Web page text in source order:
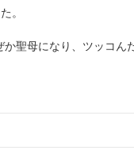
。
聖母になり、ツッコ